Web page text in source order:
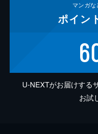
マンガな
ポイン
U-NEXTがお届けする
お試